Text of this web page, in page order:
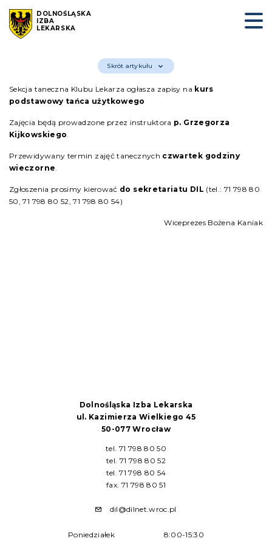
DOLNOŚLĄSKA
IZBA
LEKARSKA
Skrót artykułu
Sekcja taneczna Klubu Lekarza ogłasza zapisy na kurs
podstawowy tańca użytkowego
Zajęcia będą prowadzone przez instruktora p. Grzegorza
Kijkowskiego.
Przewidywany termin zajęć tanecznych czwartek godziny
wieczorne.
Zgłoszenia prosimy kierować do sekretariatu DIL (tel.: 71 798 80
50, 71 798 80 52, 71 798 80 54)
Wiceprezes Bożena Kaniak
Dolnośląska Izba Lekarska
ul. Kazimierza Wielkiego 45
50-077 Wrocław
tel. 71 798 80 50
tel. 71 798 80 52
tel. 71 798 80 54
fax. 71 798 80 51
dil@dilnet.wroc.pl
Poniedziałek
8:00-15:30